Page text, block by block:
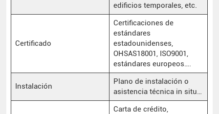
edificios temporales, etc.
Certificado
Certificaciones de
estándares
estadounidenses,
OHSAS18001, ISO9001,
estándares europeos….
Instalación
Plano de instalación o
asistencia técnica in situ…
Carta de crédito,